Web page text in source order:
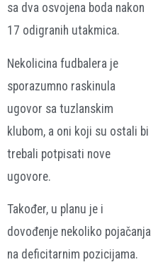
sa dva osvojena boda nakon
17 odigranih utakmica.
Nekolicina fudbalera je
sporazumno raskinula
ugovor sa tuzlanskim
klubom, a oni koji su ostali bi
trebali potpisati nove
ugovore.
Također, u planu je i
dovođenje nekoliko pojačanja
na deficitarnim pozicijama.